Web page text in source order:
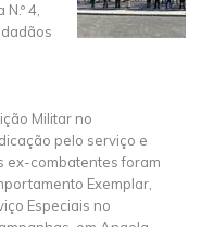
4,
Militar no
pelo serviço e
ex-combatentes foram
Exemplar,
Especiais no